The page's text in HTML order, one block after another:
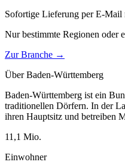
Sofortige Lieferung per E-Mail
Nur bestimmte Regionen oder
Zur Branche →
ÜberBaden-Württemberg
Baden-Württemberg ist ein
traditionellen Dörfern. In der
ihren Hauptsitz und betreiben
11,1 Mio.
Einwohner